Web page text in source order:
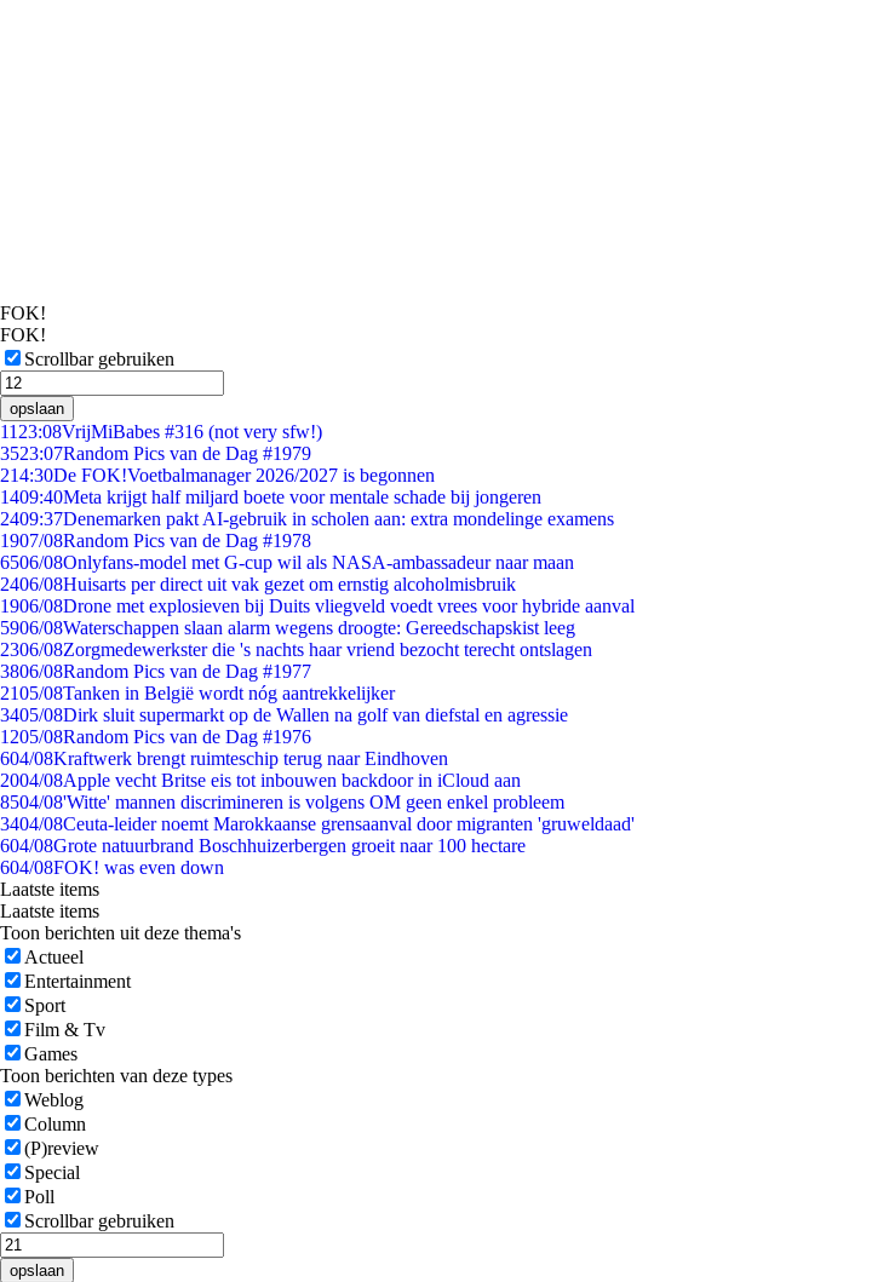
FOK!
FOK!
Scrollbar gebruiken
opslaan
11 23:08VrijMiBabes #316 (not very sfw!)
3523:07Random Pics van de Dag #1979
214:30De FOK!Voetbalmanager 2026/2027 is begonnen
1409:40Meta krijgt half miljard boete voor mentale schade bij jongeren
2409:37Denemarken pakt AI-gebruik in scholen aan: extra mondelinge examens
1907/08Random Pics van de Dag #1978
6506/08Onlyfans-model met G-cup wil als NASA-ambassadeur naar maan
2406/08Huisarts per direct uit vak gezet om ernstig alcoholmisbruik
1906/08Drone met explosieven bij Duits vliegveld voedt vrees voor hybride aanval
5906/08Waterschappen slaan alarm wegens droogte: Gereedschapskist leeg
2306/08Zorgmedewerkster die 's nachts haar vriend bezocht terecht ontslagen
3806/08Random Pics van de Dag #1977
2105/08Tanken in België wordt nóg aantrekkelijker
3405/08Dirk sluit supermarkt op de Wallen na golf van diefstal en agressie
1205/08Random Pics van de Dag #1976
604/08Kraftwerk brengt ruimteschip terug naar Eindhoven
2004/08Apple vecht Britse eis tot inbouwen backdoor in iCloud aan
8504/08'Witte' mannen discrimineren is volgens OM geen enkel probleem
3404/08Ceuta-leider noemt Marokkaanse grensaanval door migranten 'gruweldaad'
604/08Grote natuurbrand Boschhuizerbergen groeit naar 100 hectare
604/08FOK! was even down
Laatste items
Laatste items
Toon berichten uit deze thema's
Actueel
Entertainment
Sport
Film & Tv
Games
Toon berichten van deze types
Weblog
Column
(P)review
Special
Poll
Scrollbar gebruiken
opslaan